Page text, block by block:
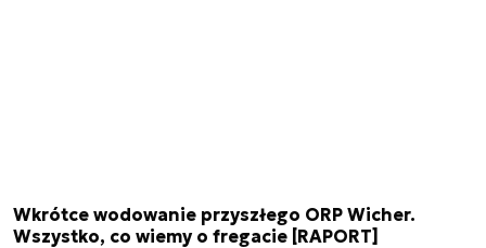
Wkrótce wodowanie przyszłego ORP Wicher.
Wszystko, co wiemy o fregacie [RAPORT]